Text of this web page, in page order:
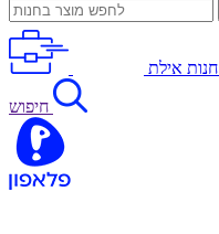
חנות אילת
חיפוש